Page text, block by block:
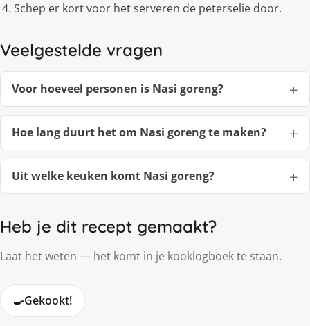
Schep er kort voor het serveren de peterselie door.
Veelgestelde vragen
Voor hoeveel personen is Nasi goreng?
Hoe lang duurt het om Nasi goreng te maken?
Uit welke keuken komt Nasi goreng?
Heb je dit recept gemaakt?
Laat het weten — het komt in je kooklogboek te staan.
🍳Gekookt!